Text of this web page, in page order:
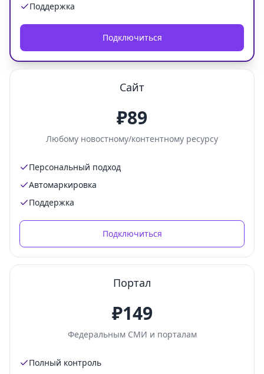
Поддержка
Подключиться
Сайт
₽89
Любому новостному/контентному ресурсу
Персональный подход
Автомаркировка
Поддержка
Подключиться
Портал
₽149
Федеральным СМИ и порталам
Полный контроль